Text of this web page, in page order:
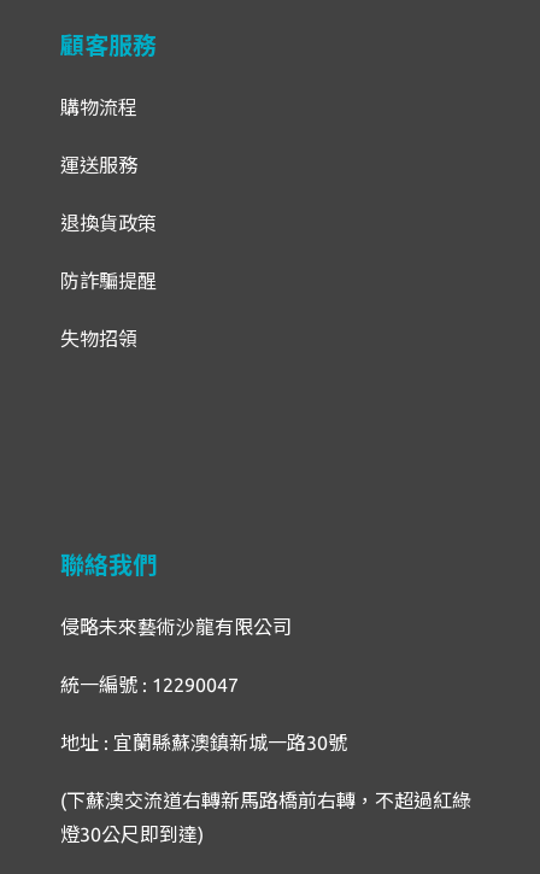
顧客服務
購物流程
運送服務
退換貨政策
防詐騙提醒
失物招領
聯絡我們
侵略未來藝術沙龍有限公司
統一編號 : 12290047
地址 : 宜蘭縣蘇澳鎮新城一路30號
(下蘇澳交流道右轉新馬路橋前右轉，不超過紅綠
燈30公尺即到達)